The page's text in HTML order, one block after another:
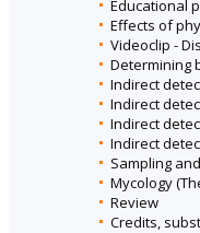
Educational
Effects of
Videoclip -
Determining
Indirect
Indirect
Indirect
Indirect
Sampling
Mycology
Review
Credits,